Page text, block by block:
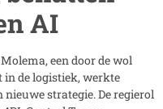
AI
een door de wol
in de logistiek, werkte
nieuwe strategie. De regierol